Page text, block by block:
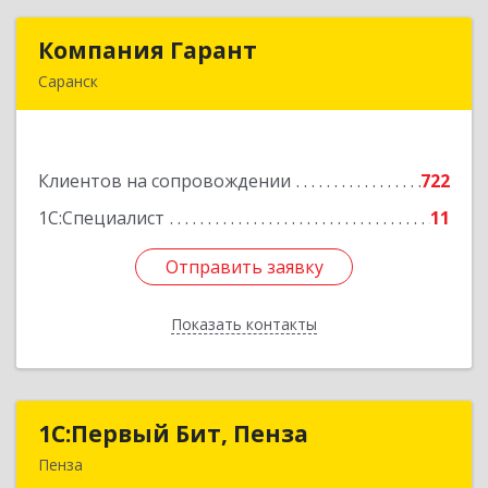
Компания Гарант
Саранск
Клиентов на сопровождении
722
1С:Специалист
11
Отправить заявку
Показать контакты
Компания Гарант
Подробнее
Отправить заявку
Назад
1С:Первый Бит, Пенза
Пенза
1С:Первый Бит, Пенза